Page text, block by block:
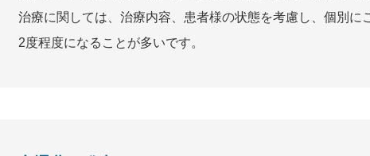
治療に関しては、治療内容、患者様の状態を考慮し、個別に
2度程度になることが多いです。